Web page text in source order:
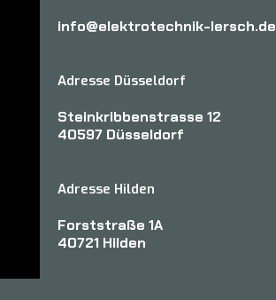
info@elektrotechnik-lersch.de
Adresse Düsseldorf
Steinkribbenstrasse 12
40597 Düsseldorf
Adresse Hilden
Forststraße 1A
40721 Hilden